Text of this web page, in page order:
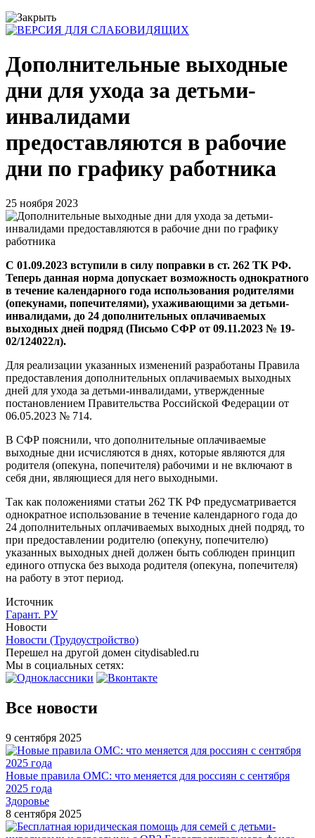
Дополнительные выходные
дни для ухода за детьми-
инвалидами
предоставляются в рабочие
дни по графику работника
25 ноября 2023
С 01.09.2023 вступили в силу поправки в ст. 262 ТК РФ.
Теперь данная норма допускает возможность однократного
в течение календарного года использования родителями
(опекунами, попечителями), ухаживающими за детьми-
инвалидами, до 24 дополнительных оплачиваемых
выходных дней подряд (Письмо СФР от 09.11.2023 № 19-
02/124022л).
Для реализации указанных изменений разработаны Правила
предоставления дополнительных оплачиваемых выходных
дней для ухода за детьми-инвалидами, утвержденные
постановлением Правительства Российской Федерации от
06.05.2023 № 714.
В СФР пояснили, что дополнительные оплачиваемые
выходные дни исчисляются в днях, которые являются для
родителя (опекуна, попечителя) рабочими и не включают в
себя дни, являющиеся для него выходными.
Так как положениями статьи 262 ТК РФ предусматривается
однократное использование в течение календарного года до
24 дополнительных оплачиваемых выходных дней подряд, то
при предоставлении родителю (опекуну, попечителю)
указанных выходных дней должен быть соблюден принцип
единого отпуска без выхода родителя (опекуна, попечителя)
на работу в этот период.
Источник
Гарант. РУ
Новости
Новости (Трудоустройство)
Перешел на другой домен citydisabled.ru
Мы в социальных сетях:
Все новости
9 сентября 2025
Новые правила ОМС: что меняется для россиян с сентября
2025 года
Здоровье
8 сентября 2025